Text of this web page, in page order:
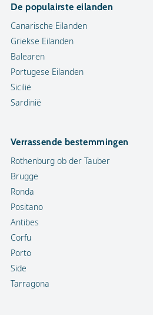
De populairste eilanden
Canarische Eilanden
Griekse Eilanden
Balearen
Portugese Eilanden
Sicilië
Sardinië
Verrassende bestemmingen
Rothenburg ob der Tauber
Brugge
Ronda
Positano
Antibes
Corfu
Porto
Side
Tarragona